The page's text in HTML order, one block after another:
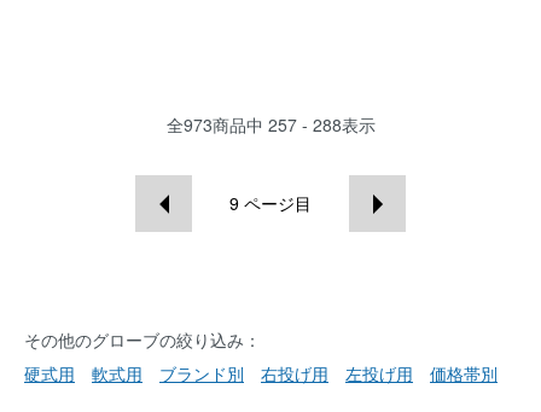
全973商品中 257 - 288表示
9 ページ目
その他のグローブの絞り込み：
硬式用
軟式用 ブランド別 右投げ用 左投げ用 価格帯別